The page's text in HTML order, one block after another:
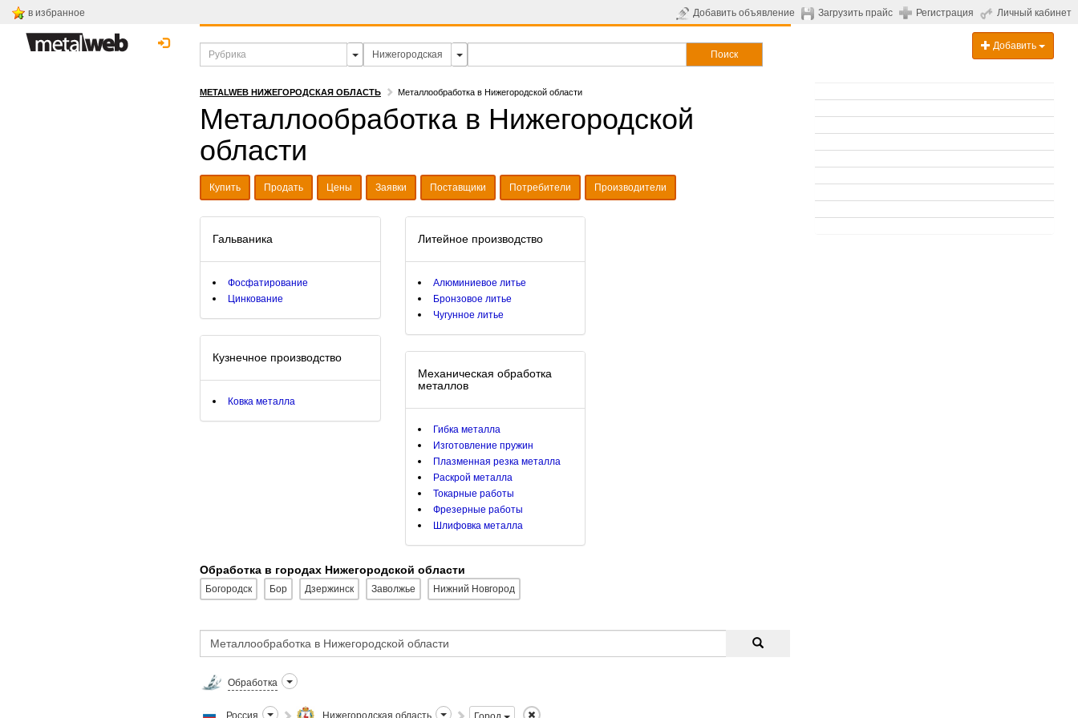
в избранное Добавить объявление Загрузить прайс Регистрация Личный кабинет
Поиск
Добавить
METALWEB НИЖЕГОРОДСКАЯ ОБЛАСТЬ Металлообработка в Нижегородской области
Металлообработка в Нижегородской
области
Купить Продать Цены Заявки Поставщики Потребители Производители
Гальваника
Фосфатирование
Цинкование
Кузнечное производство
Ковка металла
Литейное производство
Алюминиевое литье
Бронзовое литье
Чугунное литье
Механическая обработка
металлов
Гибка металла
Изготовление пружин
Плазменная резка металла
Раскрой металла
Токарные работы
Фрезерные работы
Шлифовка металла
Обработка в городах Нижегородской области
Богородск Бор Дзержинск Заволжье Нижний Новгород
Обработка
Россия Нижегородская область